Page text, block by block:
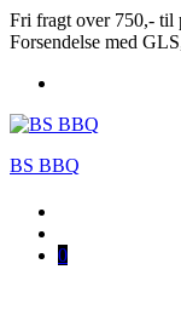
Fri fragt over 750,-
Forsendelse med
BS BBQ
0